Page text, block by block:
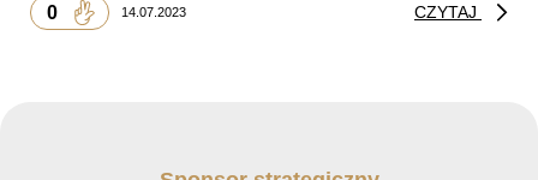
0 14.07.2023 CZYTAJ